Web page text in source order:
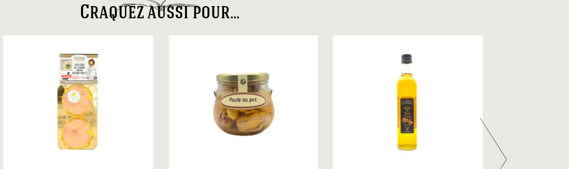
Craquez aussi pour...